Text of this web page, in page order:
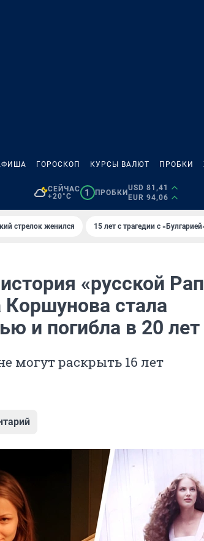
ГОРОСКОП КУРСЫ ВАЛЮТ ПРОБКИ
СЕЙЧАС
+20°C
1 ПРОБКИ
USD 81,41
EUR 94,06
стрелок женился 15 лет с трагедии с
«русской
Коршунова стала
и погибла в 20 лет
могут раскрыть 16 лет